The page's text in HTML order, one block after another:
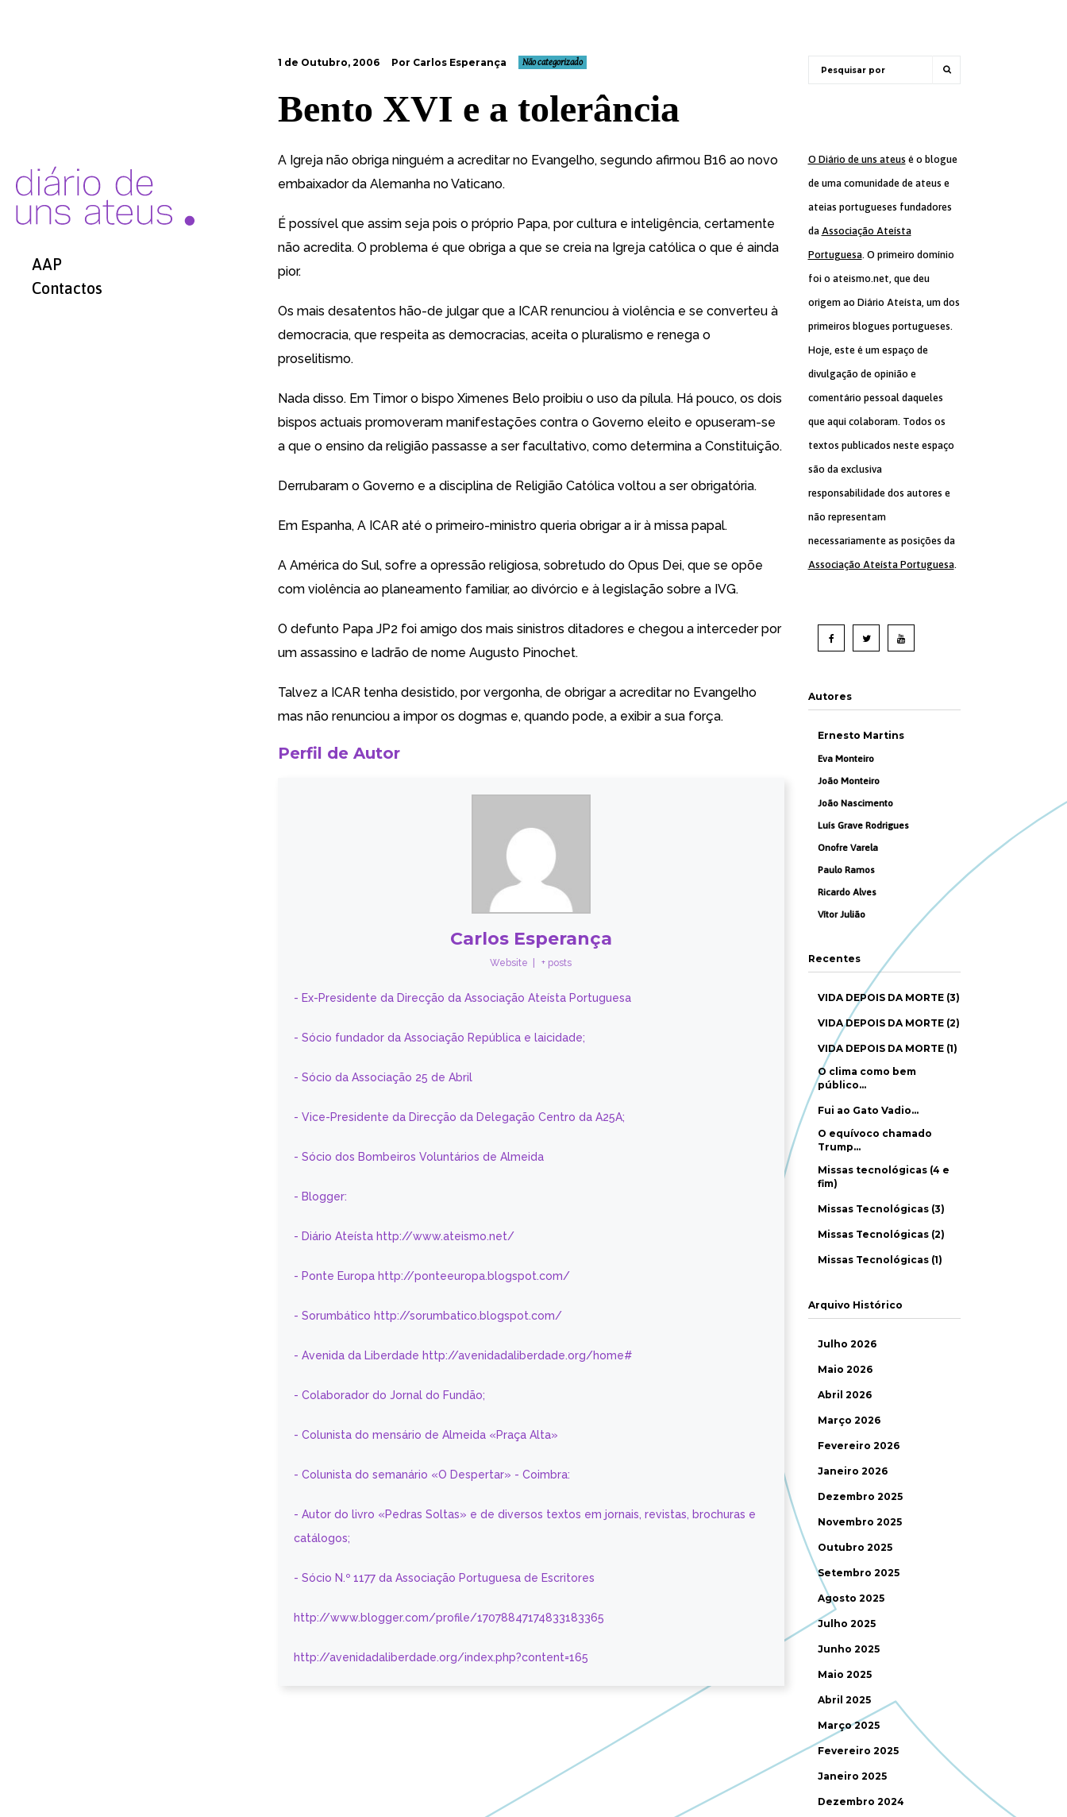
AAP
Contactos
1 de Outubro, 2006 Por Carlos Esperança Não categorizado
Bento XVI e a tolerância
A Igreja não obriga ninguém a acreditar no Evangelho, segundo afirmou B16 ao novo
embaixador da Alemanha no Vaticano.
É possível que assim seja pois o próprio Papa, por cultura e inteligência, certamente
não acredita. O problema é que obriga a que se creia na Igreja católica o que é ainda
pior.
Os mais desatentos hão-de julgar que a ICAR renunciou à violência e se converteu à
democracia, que respeita as democracias, aceita o pluralismo e renega o
proselitismo.
Nada disso. Em Timor o bispo Ximenes Belo proibiu o uso da pílula. Há pouco, os dois
bispos actuais promoveram manifestações contra o Governo eleito e opuseram-se
a que o ensino da religião passasse a ser facultativo, como determina a Constituição.
Derrubaram o Governo e a disciplina de Religião Católica voltou a ser obrigatória.
Em Espanha, A ICAR até o primeiro-ministro queria obrigar a ir à missa papal.
A América do Sul, sofre a opressão religiosa, sobretudo do Opus Dei, que se opõe
com violência ao planeamento familiar, ao divórcio e à legislação sobre a IVG.
O defunto Papa JP2 foi amigo dos mais sinistros ditadores e chegou a interceder por
um assassino e ladrão de nome Augusto Pinochet.
Talvez a ICAR tenha desistido, por vergonha, de obrigar a acreditar no Evangelho
mas não renunciou a impor os dogmas e, quando pode, a exibir a sua força.
Perfil de Autor
Carlos Esperança
Website + posts
- Ex-Presidente da Direcção da Associação Ateísta Portuguesa
- Sócio fundador da Associação República e laicidade;
- Sócio da Associação 25 de Abril
- Vice-Presidente da Direcção da Delegação Centro da A25A;
- Sócio dos Bombeiros Voluntários de Almeida
- Blogger:
- Diário Ateísta http://www.ateismo.net/
- Ponte Europa http://ponteeuropa.blogspot.com/
- Sorumbático http://sorumbatico.blogspot.com/
- Avenida da Liberdade http://avenidadaliberdade.org/home#
- Colaborador do Jornal do Fundão;
- Colunista do mensário de Almeida «Praça Alta»
- Colunista do semanário «O Despertar» - Coimbra:
- Autor do livro «Pedras Soltas» e de diversos textos em jornais, revistas, brochuras e
catálogos;
- Sócio N.º 1177 da Associação Portuguesa de Escritores
http://www.blogger.com/profile/17078847174833183365
http://avenidadaliberdade.org/index.php?content=165
O Diário de uns ateus é o blogue
de uma comunidade de ateus e
ateias portugueses fundadores
da Associação Ateísta
Portuguesa. O primeiro domínio
foi o ateismo.net, que deu
origem ao Diário Ateísta, um dos
primeiros blogues portugueses.
Hoje, este é um espaço de
divulgação de opinião e
comentário pessoal daqueles
que aqui colaboram. Todos os
textos publicados neste espaço
são da exclusiva
responsabilidade dos autores e
não representam
necessariamente as posições da
Associação Ateísta Portuguesa.
Autores
Ernesto Martins
Eva Monteiro
João Monteiro
João Nascimento
Luís Grave Rodrigues
Onofre Varela
Paulo Ramos
Ricardo Alves
Vítor Julião
Recentes
VIDA DEPOIS DA MORTE (3)
VIDA DEPOIS DA MORTE (2)
VIDA DEPOIS DA MORTE (1)
O clima como bem
público…
Fui ao Gato Vadio…
O equívoco chamado
Trump…
Missas tecnológicas (4 e
fim)
Missas Tecnológicas (3)
Missas Tecnológicas (2)
Missas Tecnológicas (1)
Arquivo Histórico
Julho 2026
Maio 2026
Abril 2026
Março 2026
Fevereiro 2026
Janeiro 2026
Dezembro 2025
Novembro 2025
Outubro 2025
Setembro 2025
Agosto 2025
Julho 2025
Junho 2025
Maio 2025
Abril 2025
Março 2025
Fevereiro 2025
Janeiro 2025
Dezembro 2024